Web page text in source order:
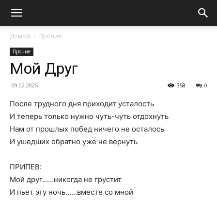
Домой Прочие
Прочие
Мой Друг
09.02.2025 0
358
После трудного дня приходит усталость
И теперь только нужно чуть-чуть отдохнуть
Hам от прошлых побед ничего не осталось
И ушедших обратно уже не вернуть
ПРИПЕВ:
Мой друг……никогда не грустит
И пьет эту ночь……вместе со мной